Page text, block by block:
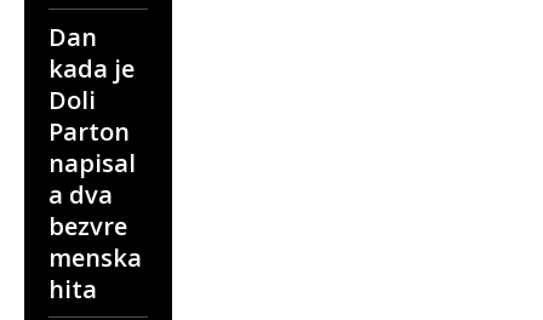
Dan
kada je
Doli
Parton
napisal
a dva
bezvre
menska
hita